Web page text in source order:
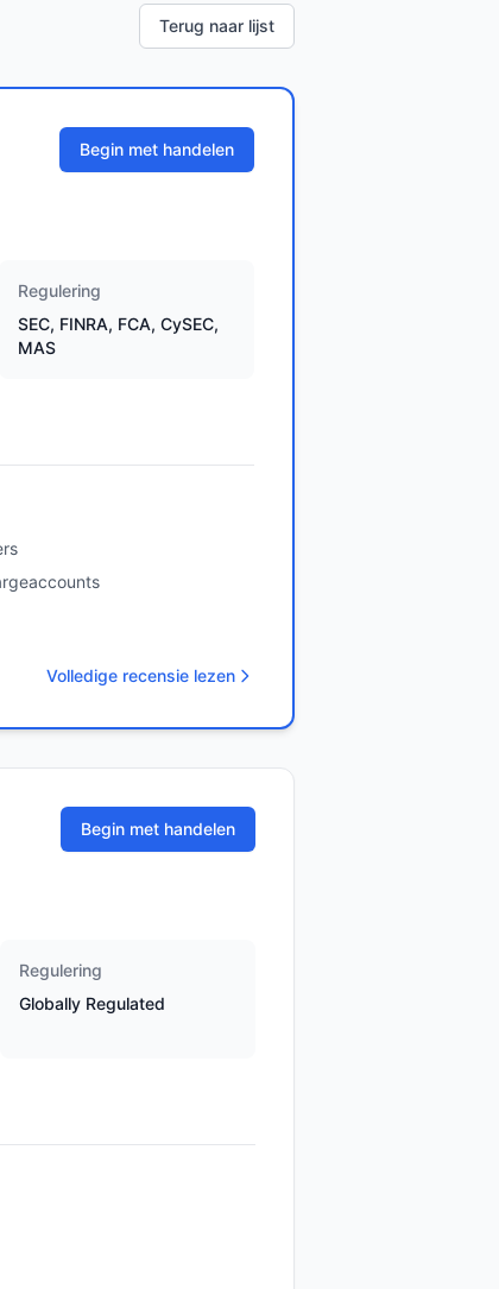
Terug naar lijst
Begin met handelen
Regulering
SEC, FINRA, FCA, CySEC,
MAS
Volledige recensie lezen
Begin met handelen
Regulering
Globally Regulated